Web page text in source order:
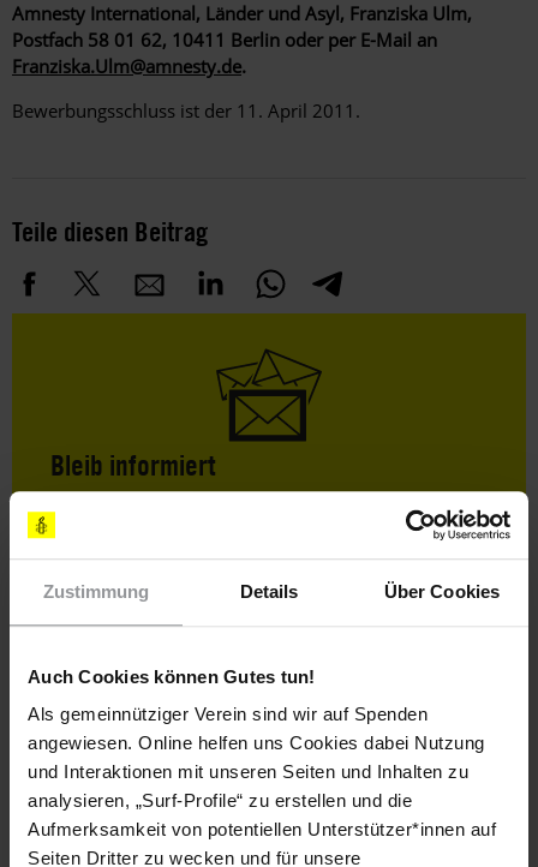
Zustimmung Details Über Cookies
Auch Cookies können Gutes tun!
Als gemeinnütziger Verein sind wir auf Spenden
angewiesen. Online helfen uns Cookies dabei Nutzung
und Interaktionen mit unseren Seiten und Inhalten zu
analysieren, „Surf-Profile“ zu erstellen und die
Aufmerksamkeit von potentiellen Unterstützer*innen auf
Seiten Dritter zu wecken und für unsere
Amnesty International, Länder und Asyl, Franziska Ulm,
Postfach 58 01 62, 10411 Berlin oder per E-Mail an
Franziska.Ulm@amnesty.de.
Bewerbungsschluss ist der 11. April 2011.
Teile diesen Beitrag
Bleib informiert
Abonniere den Amnesty-Newsletter und mach dich
Vorname
Mail
Ich habe die Datenschutzrichtlinie und die
Nutzungsbedingungen gelesen und stimme